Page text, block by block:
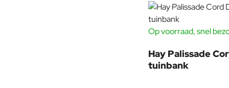
Op voorraad, snel
Hay Palissade
tuinbank